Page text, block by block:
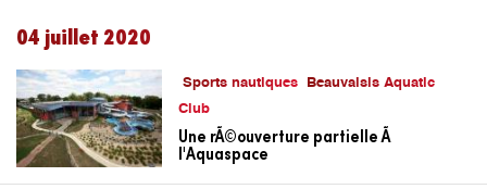
04 juillet 2020
Sports nautiques
Beauvaisis Aquatic
Club
Une rÃ©ouverture partielle Ã
l'Aquaspace